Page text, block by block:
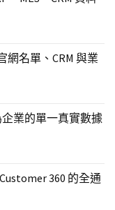
網名單、CRM 與業
企業的單一真實數據
360 的全通